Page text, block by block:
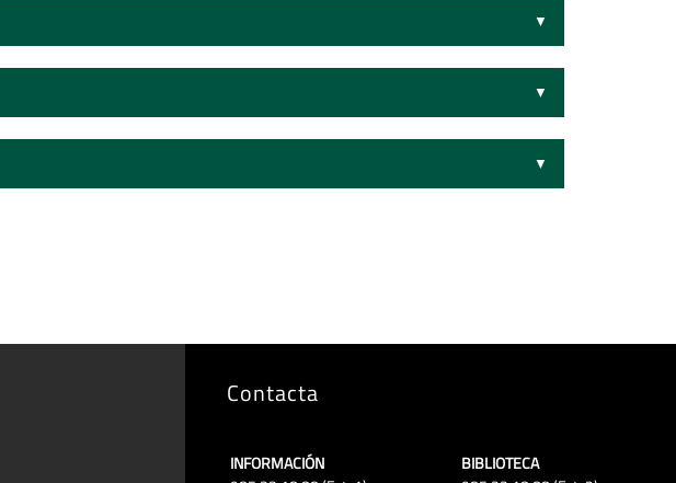
Contacta
INFORMACIÓN
BIBLIOTECA